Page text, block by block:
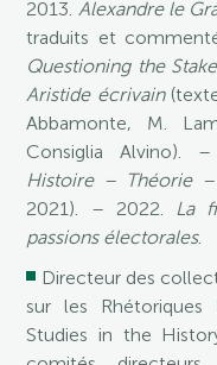
2013. Alexandre le
traduits et
Questioning the
Aristide écrivain
Abbamonte, M.
Consiglia Alvino).
Histoire – Théorie –
2021). – 2022. La
passions électorales.
Directeur des
sur les Rhétoriques
Studies in the